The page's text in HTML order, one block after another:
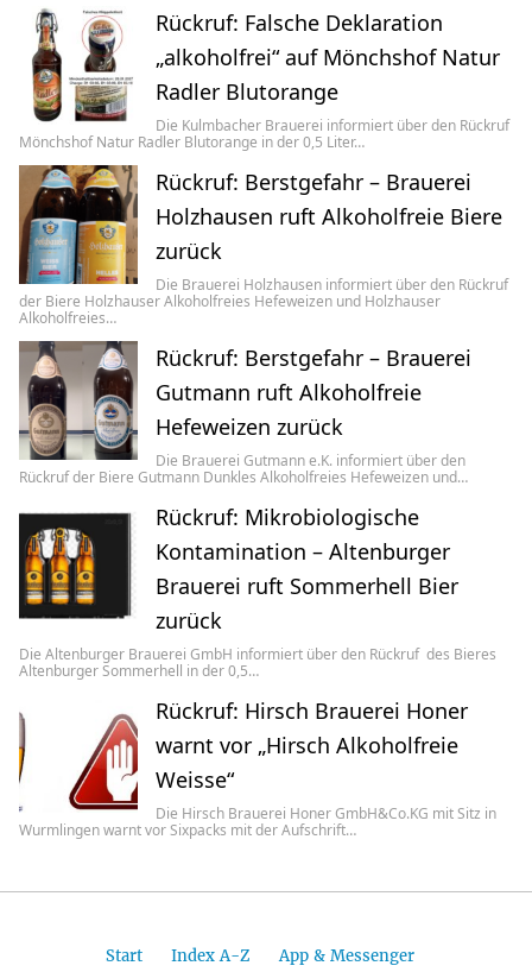
Rückruf: Falsche Deklaration
„alkoholfrei“ auf Mönchshof Natur
Radler Blutorange
Die Kulmbacher Brauerei informiert über den Rückruf
Mönchshof Natur Radler Blutorange in der 0,5 Liter…
Rückruf: Berstgefahr – Brauerei
Holzhausen ruft Alkoholfreie Biere
zurück
Die Brauerei Holzhausen informiert über den Rückruf
der Biere Holzhauser Alkoholfreies Hefeweizen und Holzhauser
Alkoholfreies…
Rückruf: Berstgefahr – Brauerei
Gutmann ruft Alkoholfreie
Hefeweizen zurück
Die Brauerei Gutmann e.K. informiert über den
Rückruf der Biere Gutmann Dunkles Alkoholfreies Hefeweizen und…
Rückruf: Mikrobiologische
Kontamination – Altenburger
Brauerei ruft Sommerhell Bier
zurück
Die Altenburger Brauerei GmbH informiert über den Rückruf des Bieres
Altenburger Sommerhell in der 0,5…
Rückruf: Hirsch Brauerei Honer
warnt vor „Hirsch Alkoholfreie
Weisse“
Die Hirsch Brauerei Honer GmbH&Co.KG mit Sitz in
Wurmlingen warnt vor Sixpacks mit der Aufschrift…
Start Index A-Z App & Messenger